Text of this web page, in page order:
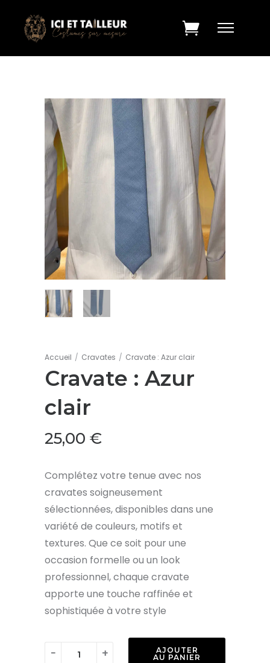
Accueil / Cravates / Cravate : Azur clair
Cravate : Azur
clair
25,00 €
Complétez votre tenue avec nos
cravates soigneusement
sélectionnées, disponibles dans une
variété de couleurs, motifs et
textures. Que ce soit pour une
occasion formelle ou un look
professionnel, chaque cravate
apporte une touche raffinée et
sophistiquée à votre style
-
quantité
+
AJOUTER
AU PANIER